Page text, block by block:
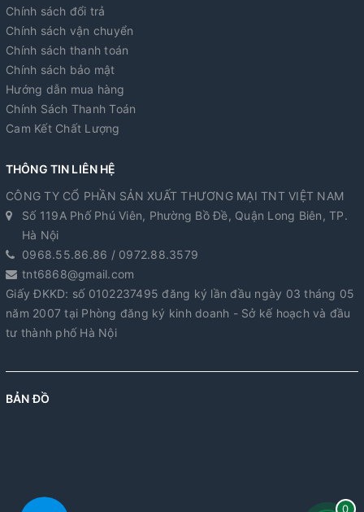
Chính sách đổi trả
Chính sách vận chuyển
Chính sách thanh toán
Chính sách bảo mật
Hướng dẫn mua hàng
Chính Sách Thanh Toán
Cam Kết Chất Lượng
THÔNG TIN LIÊN HỆ
CÔNG TY CỔ PHẦN SẢN XUẤT THƯƠNG MẠI TNT VIỆT NAM
Số 119A Phố Phú Viên, Phường Bồ Đề, Quận Long Biên, TP.
Hà Nội
0968.55.86.86 / 0972.88.3579
tnt6868@gmail.com
Giấy ĐKKD: số 0102237495 đăng ký lần đầu ngày 03 tháng 05
năm 2007 tại Phòng đăng ký kinh doanh - Sở kế hoạch và đầu
tư thành phố Hà Nội
BẢN ĐỒ
0